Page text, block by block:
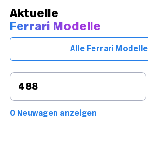
Aktuelle
Ferrari Modelle
Alle Ferrari Modelle
488
0 Neuwagen anzeigen